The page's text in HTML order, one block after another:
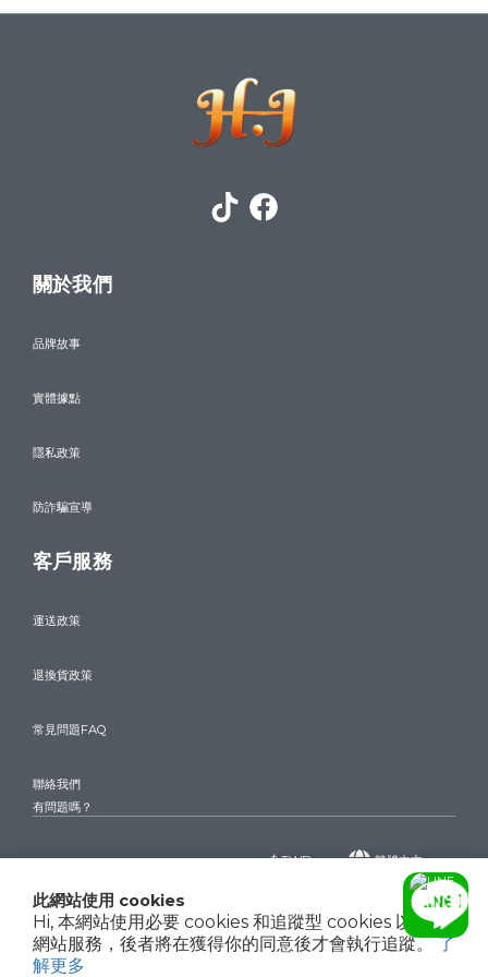
此網站使用 cookies
Hi, 本網站使用必要 cookies 和追蹤型 cookies 以確保
網站服務，後者將在獲得你的同意後才會執行追蹤。了
解更多
關於我們
品牌故事
實體據點
隱私政策
防詐騙宣導
客戶服務
運送政策
退換貨政策
常見問題FAQ
聯絡我們
有問題嗎？
聯絡我們
$ TWD 繁體中文
Copyright© 2024 驊巨精品 THE WATCHES